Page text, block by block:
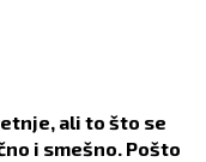
ali to što se
i smešno. Pošto